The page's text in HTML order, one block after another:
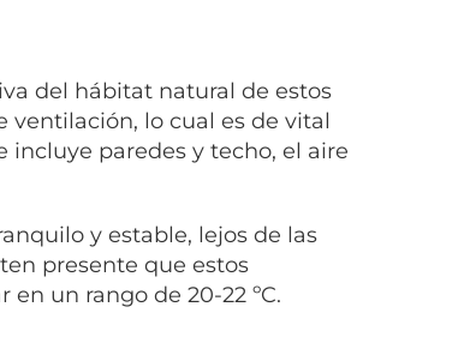
del hábitat natural de estos
ventilación, lo cual es de vital
incluye paredes y techo, el aire
y estable, lejos de las
presente que estos
un rango de 20-22 ºC.